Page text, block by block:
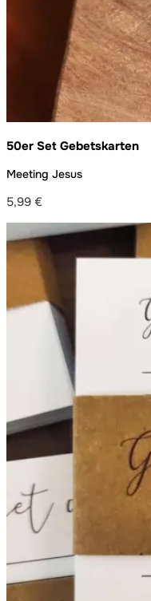
50er Set Gebetskarten
Meeting Jesus
5,99 €